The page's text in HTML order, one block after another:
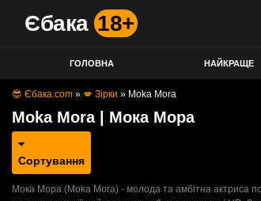
Єбака 18+
ГОЛОВНА НАЙКРАЩЕ
😎 Єбака.com » 💋 Зірки » Moka Mora
Moka Mora | Мока Мора
Сортування
Мока Мора (Moka Mora) - молода та амбітна актриса